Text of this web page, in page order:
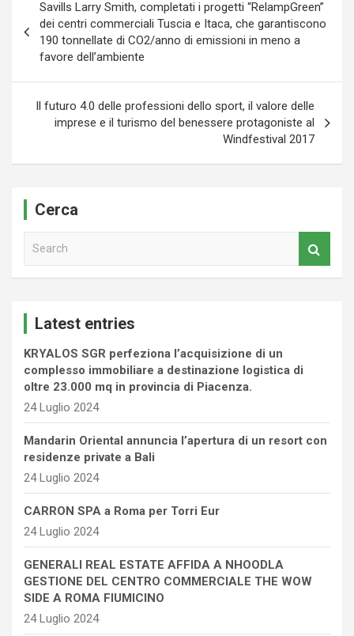
articoli
Savills Larry Smith, completati i progetti “RelampGreen”
dei centri commerciali Tuscia e Itaca, che garantiscono
190 tonnellate di CO2/anno di emissioni in meno a
favore dell’ambiente
Il futuro 4.0 delle professioni dello sport, il valore delle
imprese e il turismo del benessere protagoniste al
Windfestival 2017
Cerca
Latest entries
KRYALOS SGR perfeziona l’acquisizione di un
complesso immobiliare a destinazione logistica di
oltre 23.000 mq in provincia di Piacenza.
24 Luglio 2024
Mandarin Oriental annuncia l’apertura di un resort con
residenze private a Bali
24 Luglio 2024
CARRON SPA a Roma per Torri Eur
24 Luglio 2024
GENERALI REAL ESTATE AFFIDA A NHOODLA
GESTIONE DEL CENTRO COMMERCIALE THE WOW
SIDE A ROMA FIUMICINO
24 Luglio 2024